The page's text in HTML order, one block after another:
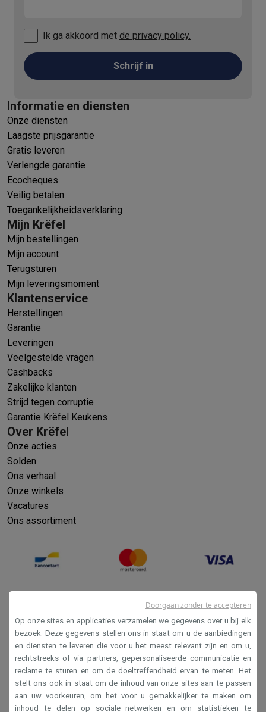
Ik ga akkoord met de privacy policy.
Schrijf in
Informatie en diensten
Onze diensten
Laagste prijsgarantie
Gratis leveren
Verlengde garantie
Ecocheques
Veilig betalen
Toegankelijkheidsverklaring
Mijn Krëfel
Mijn bestellingen
Mijn account
Terugsturen
Mijn leveringsmoment
Klantenservice
Herstellingen
Garantie
Leveringen
Veelgestelde vragen
Cashbacks
Zakelijke klanten
Strijd tegen corruptie
Garantie Krëfel Keukens
Over Krëfel
Onze acties
Solden
Ons verhaal
Onze winkels
Vacatures
Ons assortiment
Verkoopsvoorwaarden
Privacy
Disclaimer
Op onze sites en applicaties verzamelen we gegevens over u bij elk
bezoek. Deze gegevens stellen ons in staat om u de aanbiedingen
en diensten te leveren die voor u het meest relevant zijn en om u,
rechtstreeks of via partners, gepersonaliseerde communicatie en
reclame te sturen en om de doeltreffendheid ervan te meten. Het
stelt ons ook in staat om de inhoud van onze sites aan te passen
aan uw voorkeuren, om het voor u gemakkelijker te maken om
inhoud te delen op sociale netwerken en om statistieken te
Doorgaan zonder te accepteren